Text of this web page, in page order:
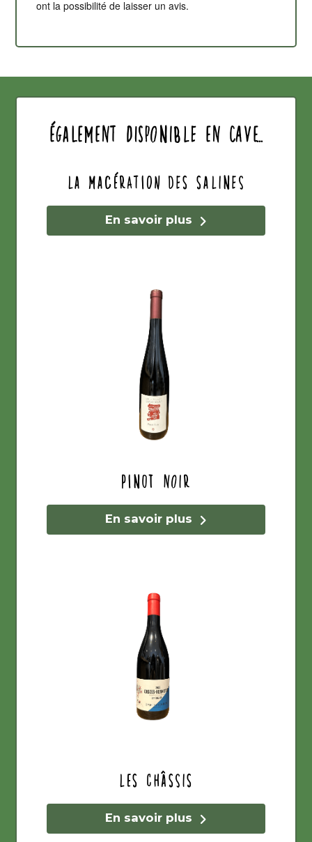
ont la possibilité de laisser un avis.
également disponible en cave...
La Macération des Salines
En savoir plus
Pinot Noir
En savoir plus
Les Châssis
En savoir plus